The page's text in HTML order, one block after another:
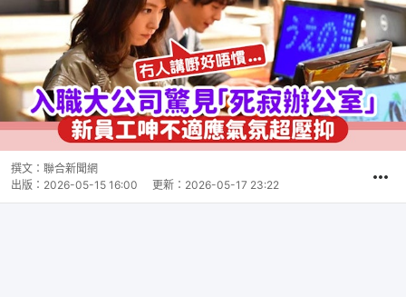
撰文： 聯合新聞網
出版： 2026-05-15 16:00 更新： 2026-05-17 23:22